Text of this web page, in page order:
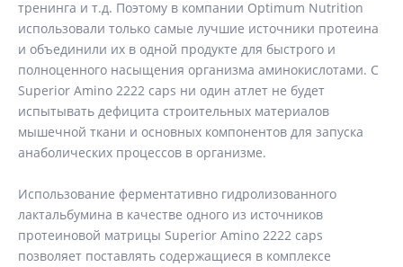
тренинга и т.д. Поэтому в компании Optimum Nutrition
использовали только самые лучшие источники протеина
и объединили их в одной продукте для быстрого и
полноценного насыщения организма аминокислотами. С
Superior Amino 2222 caps ни один атлет не будет
испытывать дефицита строительных материалов
мышечной ткани и основных компонентов для запуска
анаболических процессов в организме.
Использование ферментативно гидролизованного
лактальбумина в качестве одного из источников
протеиновой матрицы Superior Amino 2222 caps
позволяет поставлять содержащиеся в комплексе